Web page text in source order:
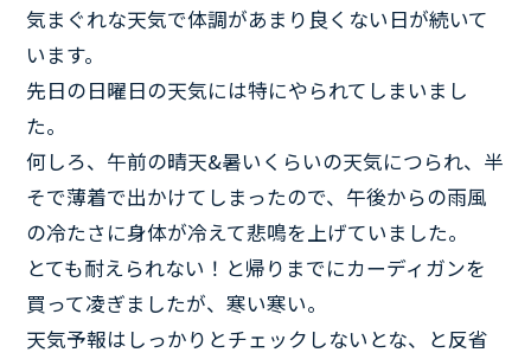
気まぐれな天気で体調があまり良くない日が続いて
います。
先日の日曜日の天気には特にやられてしまいまし
た。
何しろ、午前の晴天&暑いくらいの天気につられ、半
そで薄着で出かけてしまったので、午後からの雨風
の冷たさに身体が冷えて悲鳴を上げていました。
とても耐えられない！と帰りまでにカーディガンを
買って凌ぎましたが、寒い寒い。
天気予報はしっかりとチェックしないとな、と反省